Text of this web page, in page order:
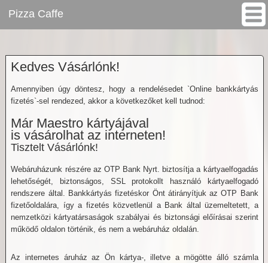
Pizza Caffe
www.pizzagigant.hu
Kedves Vásárlónk!
Amennyiben úgy döntesz, hogy a rendelésedet `Online bankkártyás
fizetés`-sel rendezed, akkor a következőket kell tudnod:
Már Maestro kártyájával
is vásárolhat az interneten!
Tisztelt Vásárlónk!
Webáruházunk részére az OTP Bank Nyrt. biztosítja a kártyaelfogadás
lehetőségét, biztonságos, SSL protokollt használó kártyaelfogadó
rendszere által. Bankkártyás fizetéskor Önt átirányítjuk az OTP Bank
fizetőoldalára, így a fizetés közvetlenül a Bank által üzemeltetett, a
nemzetközi kártyatársaságok szabályai és biztonsági előírásai szerint
működő oldalon történik, és nem a webáruház oldalán.
Az internetes áruház az Ön kártya-, illetve a mögötte álló számla